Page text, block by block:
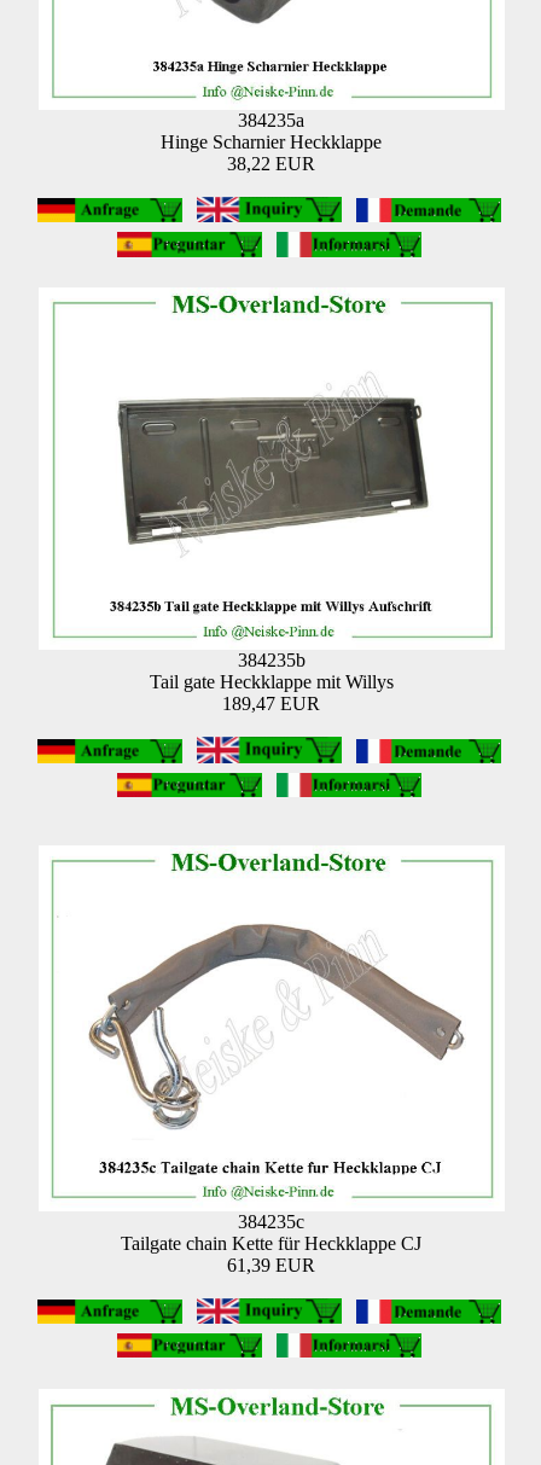
384235a
Hinge Scharnier Heckklappe
38,22 EUR
384235b
Tail gate Heckklappe mit Willys
189,47 EUR
384235c
Tailgate chain Kette für Heckklappe CJ
61,39 EUR